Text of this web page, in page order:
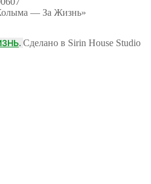
— За Жизнь»
. Сделано в Sirin House Studio